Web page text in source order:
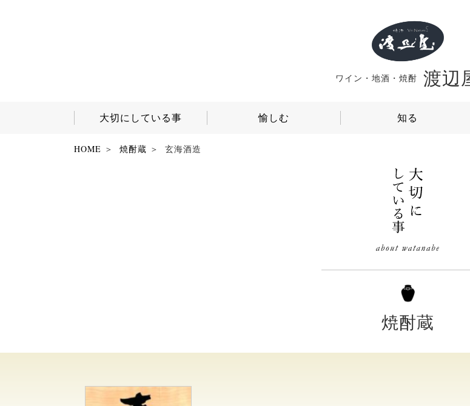
ワイン・地酒・焼酎 渡辺
大切にしている事 愉しむ 知る
HOME 焼酎蔵 玄海酒造
焼酎蔵